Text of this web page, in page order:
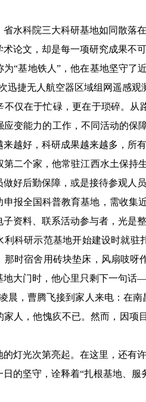
省水科院三大科研基地如同散落
术论文，却是每一项研究成果不
为“基地铁人”，他在基地坚守了
迅捷无人航空器区域组网遥感观
不仅在于忙碌，更在于琐碎。从
应变能力的工作，不同活动的保
来越好，科研成果越来越多，所
第二个家，他常驻江西水土保持
做好后勤保障，或是接待参观人
申报全国科普教育基地，需收集
子资料、联系活动参与者 ， 光是
利科研示范基地开始建设时就驻
那时宿舍用砖块垫床，风扇吱呀
地大门时 ， 他心里只剩下一句话
晨，曹腾飞接到家人来电：在南
家人，他愧疚不已。然而，因项
的灯光次第亮起。在这里，还有
的坚守，诠释着“扎根基地、服